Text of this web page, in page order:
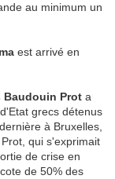
au minimum un
est arrivé en
Baudouin Prot a
grecs détenus
à Bruxelles,
qui s'exprimait
de crise en
de 50% des